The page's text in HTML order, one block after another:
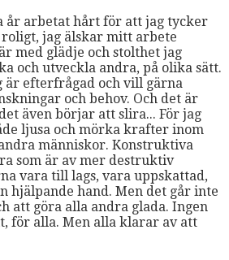
år arbetat hårt för att jag tycker
jag älskar mitt arbete
med glädje och stolthet jag
och utveckla andra, på olika sätt.
är efterfrågad och vill gärna
och behov. Och det är
även börjar att slira... För jag
ljusa och mörka krafter inom
människor. Konstruktiva
som är av mer destruktiv
vara till lags, vara uppskattad,
hjälpande hand. Men det går inte
att göra alla andra glada. Ingen
för alla. Men alla klarar av att